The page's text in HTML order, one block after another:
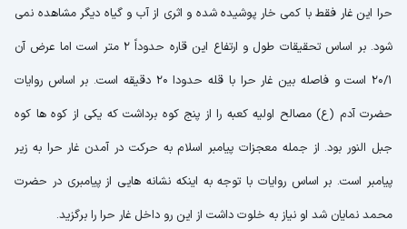
حرا این غار فقط با کمی خار پوشیده شده و اثری از آب و گیاه دیگر مشاهده نمی
شود. بر اساس تحقیقات طول و ارتفاع این قاره حدوداً 2 متر است اما عرض آن
20/1 است و فاصله بین غار حرا با قله حدودا 20 دقیقه است. بر اساس روایات
حضرت آدم (ع) مصالح اولیه کعبه را از پنج کوه برداشت که یکی از کوه ها کوه
جبل النور بود. از جمله معجزات پیامبر اسلام به حرکت در آمدن غار حرا به زیر
پیامبر است. بر اساس روایات با توجه به اینکه نشانه هایی از پیامبری در حضرت
محمد نمایان شد او نیاز به خلوت داشت از این رو داخل غار حرا را برگزید.